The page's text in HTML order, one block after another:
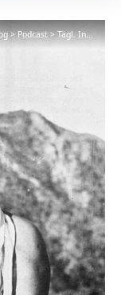
>Podcast>Tägl. Inspiration